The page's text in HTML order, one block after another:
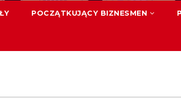
POCZĄTKUJĄCY BIZNESMEN